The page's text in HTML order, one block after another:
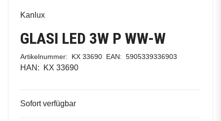
Kanlux
GLASI LED 3W P WW-W
Artikelnummer: KX 33690 EAN: 5905339336903
HAN: KX 33690
Sofort verfügbar